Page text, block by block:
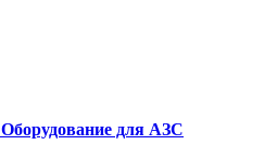
Оборудование для АЗС